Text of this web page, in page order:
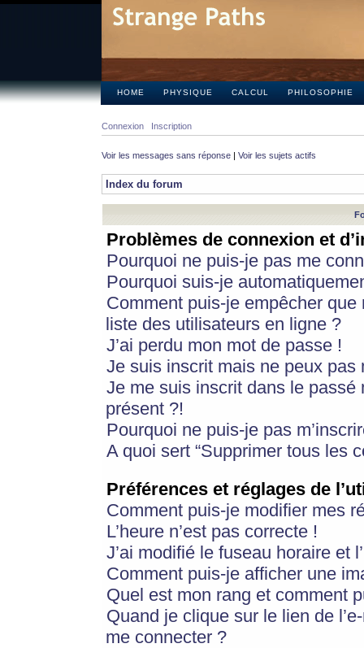
HOME PHYSIQUE CALCUL PHILOSOPHIE
Connexion Inscription
Voir les messages sans réponse | Voir les sujets actifs
Index du forum
Problèmes de connexion et
Pourquoi ne puis-je pas me
Pourquoi suis-je
Comment puis-je empêcher
liste des utilisateurs en ligne ?
J’ai perdu mon mot de passe !
Je suis inscrit mais ne peux pas
Je me suis inscrit dans le
présent ?!
Pourquoi ne puis-je pas
A quoi sert “Supprimer tous les
Préférences et réglages de
Comment puis-je modifier mes
L’heure n’est pas correcte !
J’ai modifié le fuseau horaire et
Comment puis-je afficher une
Quel est mon rang et comment
Quand je clique sur le lien de
me connecter ?